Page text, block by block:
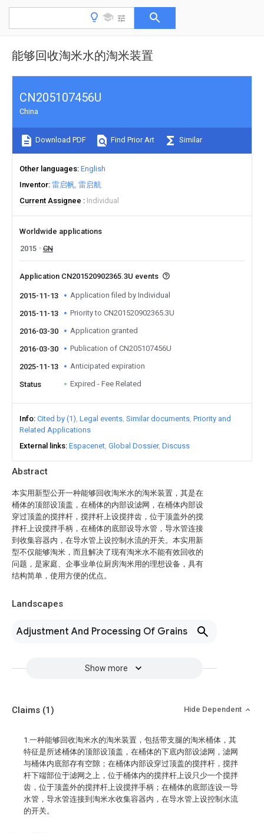
能够回收淘米水的淘米装置
Abstract
本实用新型公开一种能够回收淘米水的淘米装置，其是在
桶体的顶部设顶盖，在桶体的内部设滤网，在桶体内部设
穿过顶盖的搅拌杆，搅拌杆上设搅拌齿，位于顶盖外的搅
拌杆上设搅拌手柄，在桶体的底部设导水管，导水管连接
到收集容器内，在导水管上设控制水流的开关。本实用新
型不仅能够淘米，而且解决了现有淘米水不能有效回收的
问题，是家庭、企事业单位厨房淘米用的理想设备，具有
结构简单，使用方便的优点。
Landscapes
Adjustment And Processing Of Grains
Show more
CN205107456U
China
Download PDF Find Prior Art Similar
Other languages English
Inventor 雷启帆 雷启航
Current Assignee
Individual
Worldwide applications
2015
CN
Application CN201520902365.3U events
2015-11-13 Application filed by Individual
2015-11-13 Priority to CN201520902365.3U
2016-03-30 Application granted
2016-03-30 Publication of CN205107456U
2025-11-13 Anticipated expiration
Status Expired - Fee Related
Info Cited by (1) Legal events Similar documents Priority and
Related Applications
External links Espacenet Global Dossier Discuss
Claims (1) Hide Dependent
1.一种能够回收淘米水的淘米装置，包括带支腿的淘米桶体，其
特征是所述桶体的顶部设顶盖，在桶体的下底内部设滤网，滤网
与桶体内底部存有空隙；在桶体内部设穿过顶盖的搅拌杆，搅拌
杆下端部位于滤网之上，位于桶体内的搅拌杆上设只少一个搅拌
齿，位于顶盖外的搅拌杆上设搅拌手柄；在桶体的底部连设一导
水管，导水管连接到淘米水收集容器内，在导水管上设控制水流
的开关。